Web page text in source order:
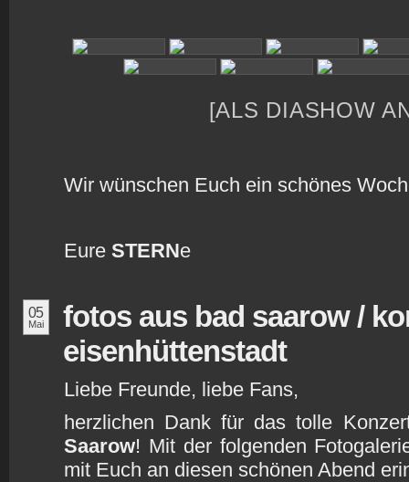
[ALS DIASHOW
Wir wünschen Euch ein schönes
Eure STERNe
05
Mai
fotos aus bad saarow /
eisenhüttenstadt
Liebe Freunde, liebe Fans,
herzlichen Dank für das tolle
Saarow! Mit der folgenden
mit Euch an diesen schönen Abend